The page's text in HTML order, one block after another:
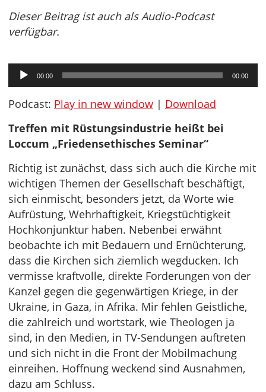
Dieser Beitrag ist auch als Audio-Podcast
verfügbar.
Audio-
Player
00:00 00:00
Podcast: Play in new window | Download
Treffen mit Rüstungsindustrie heißt bei
Loccum „Friedensethisches Seminar“
Richtig ist zunächst, dass sich auch die Kirche mit
wichtigen Themen der Gesellschaft beschäftigt,
sich einmischt, besonders jetzt, da Worte wie
Aufrüstung, Wehrhaftigkeit, Kriegstüchtigkeit
Hochkonjunktur haben. Nebenbei erwähnt
beobachte ich mit Bedauern und Ernüchterung,
dass die Kirchen sich ziemlich wegducken. Ich
vermisse kraftvolle, direkte Forderungen von der
Kanzel gegen die gegenwärtigen Kriege, in der
Ukraine, in Gaza, in Afrika. Mir fehlen Geistliche,
die zahlreich und wortstark, wie Theologen ja
sind, in den Medien, in TV-Sendungen auftreten
und sich nicht in die Front der Mobilmachung
einreihen. Hoffnung weckend sind Ausnahmen,
dazu am Schluss.